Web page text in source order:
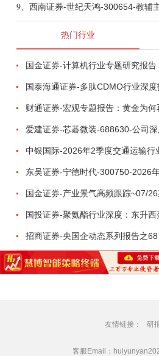
9、
热门行业
国金证券-计算机行业专题研究报
国金证券-产业景气高频跟踪~07/
友情链接： 研
客服Email：